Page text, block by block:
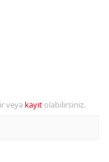
veya kayıt olabilirsiniz.